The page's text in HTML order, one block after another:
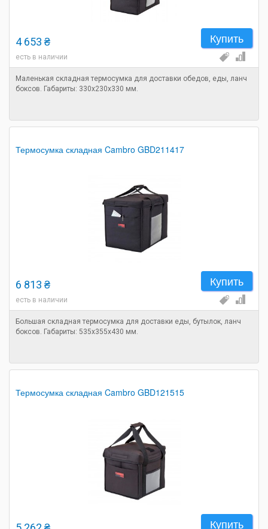
Купить
4 653 ₴
есть в наличии
Маленькая складная термосумка для доставки обедов, еды, ланч
боксов. Габариты: 330х230х330 мм.
Термосумка складная Cambro GBD211417
Купить
6 813 ₴
есть в наличии
Большая складная термосумка для доставки еды, бутылок, ланч
боксов. Габариты: 535х355х430 мм.
Термосумка складная Cambro GBD121515
Купить